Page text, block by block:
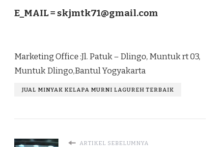
E_MAIL = skjmtk71@gmail.com
Marketing Office :Jl. Patuk – Dlingo, Muntuk rt 03,
Muntuk Dlingo,Bantul Yogyakarta
JUAL MINYAK KELAPA MURNI LAGUREH TERBAIK
ARTIKEL SEBELUMNYA